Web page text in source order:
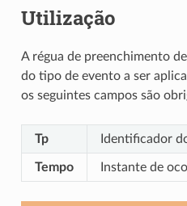
Utilização
A régua de preenchimento
do tipo de evento a ser
os seguintes campos são
Tp Identificador
Tempo Instante de